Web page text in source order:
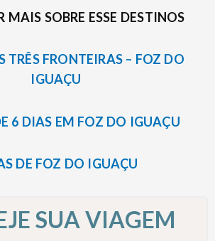
MAIS SOBRE ESSE DESTINOS
TRÊS FRONTEIRAS – FOZ DO
IGUAÇU
6 DIAS EM FOZ DO IGUAÇU
DE FOZ DO IGUAÇU
SUA VIAGEM